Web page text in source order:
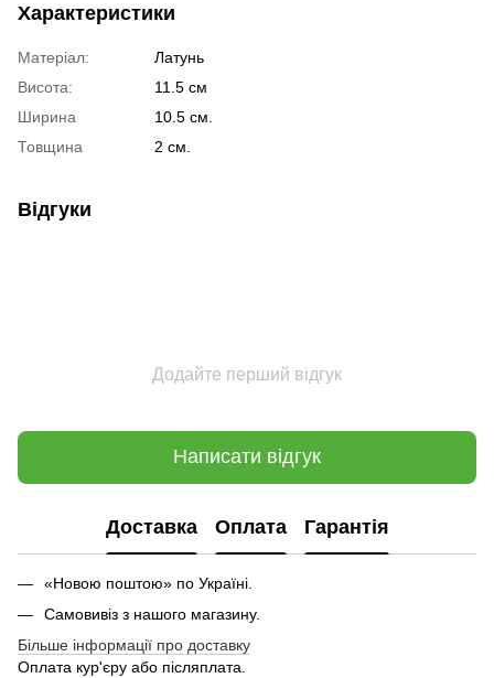
Характеристики
Матеріал:
Латунь
Висота:
11.5 см
Ширина
10.5 см.
Товщина
2 см.
Відгуки
Додайте перший відгук
Написати відгук
Доставка Оплата Гарантія
«Новою поштою» по Україні.
Самовивіз з нашого магазину.
Більше інформації про доставку
Оплата кур'єру або післяплата.